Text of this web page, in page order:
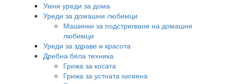
Умни уреди за дома
Уреди за домашни любимци
Машинки за подстригване на домашни
любимци
Уреди за здраве и красота
Дребна бяла техника
Грижа за косата
Грижа за устната хигиена